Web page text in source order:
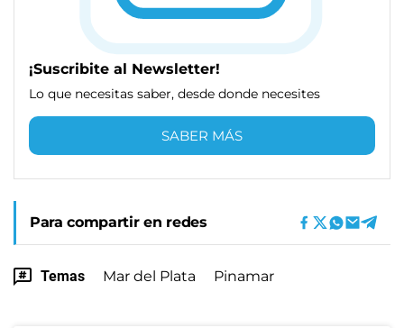
¡Suscribite al Newsletter!
Lo que necesitas saber, desde donde necesites
SABER MÁS
Para compartir en redes
Temas Mar del Plata Pinamar